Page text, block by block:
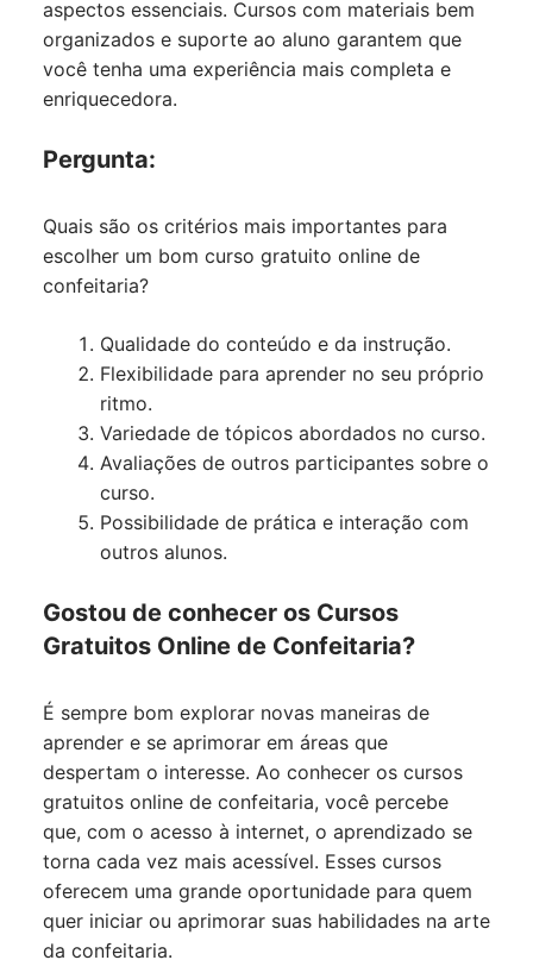
aspectos essenciais. Cursos com materiais bem
organizados e suporte ao aluno garantem que
você tenha uma experiência mais completa e
enriquecedora.
Pergunta:
Quais são os critérios mais importantes para
escolher um bom curso gratuito online de
confeitaria?
Qualidade do conteúdo e da instrução.
Flexibilidade para aprender no seu próprio
ritmo.
Variedade de tópicos abordados no curso.
Avaliações de outros participantes sobre o
curso.
Possibilidade de prática e interação com
outros alunos.
Gostou de conhecer os Cursos
Gratuitos Online de Confeitaria?
É sempre bom explorar novas maneiras de
aprender e se aprimorar em áreas que
despertam o interesse. Ao conhecer os cursos
gratuitos online de confeitaria, você percebe
que, com o acesso à internet, o aprendizado se
torna cada vez mais acessível. Esses cursos
oferecem uma grande oportunidade para quem
quer iniciar ou aprimorar suas habilidades na arte
da confeitaria.